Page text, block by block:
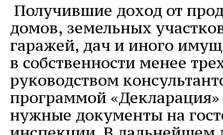
Получившие доход от
домов, земельных
гаражей, дач и иного
в собственности менее
руководством
программой «Декларация»
нужные документы на